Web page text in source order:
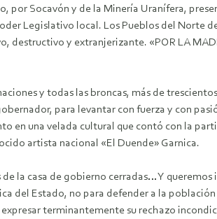
por Socavón y de la Minería Uranífera,
Legislativo local. Los Pueblos del Norte
y extranjerizante. «POR LA
y todas las broncas, más de
para levantar con fuerza y con
en una velada cultural que contó con la
artista nacional «El Duende» Garnica.
la casa de gobierno cerradas… Y
del Estado, no para defender a la
terminantemente su rechazo